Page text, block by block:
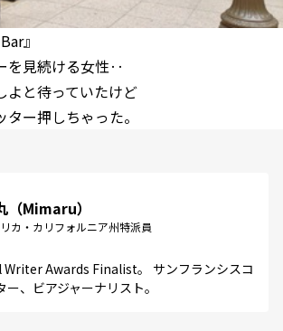
』
を見続ける女性‥
よと待っていたけど
ー押しちゃった。
（Mimaru）
カ・カリフォルニア州特派員
Writer Awards Finalist。 サンフランシスコ
、ビアジャーナリスト。